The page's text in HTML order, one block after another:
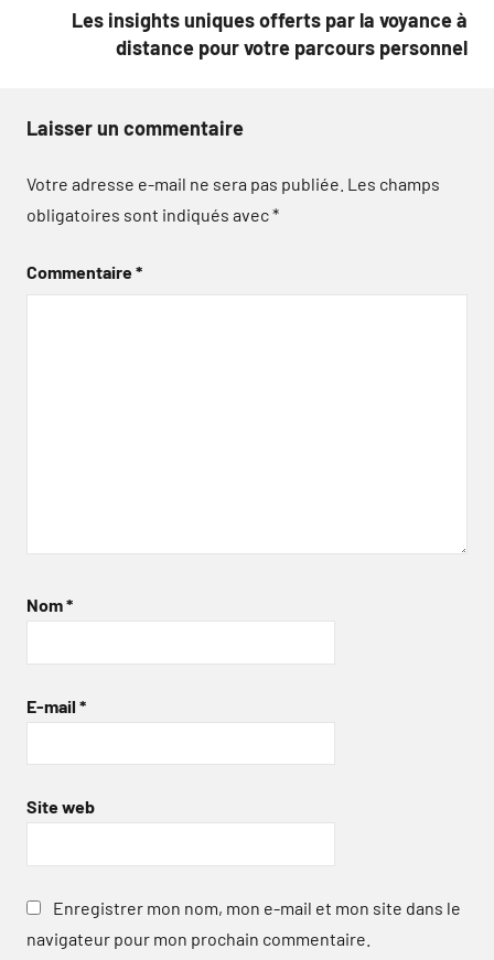
Les insights uniques offerts par la voyance à
distance pour votre parcours personnel
Laisser un commentaire
Votre adresse e-mail ne sera pas publiée. Les champs
obligatoires sont indiqués avec*
Commentaire*
Nom*
E-mail *
Site web
Enregistrer mon nom, mon e-mail et mon site dans le
navigateur pour mon prochain commentaire.